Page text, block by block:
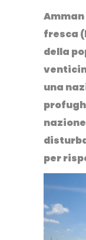
fresca
della
una
per